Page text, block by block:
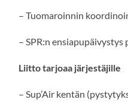
– Tuomaroinnin
– SPR:n ensiapupäivystys
Liitto tarjoaa järjestäjille
– Sup’Air kentän